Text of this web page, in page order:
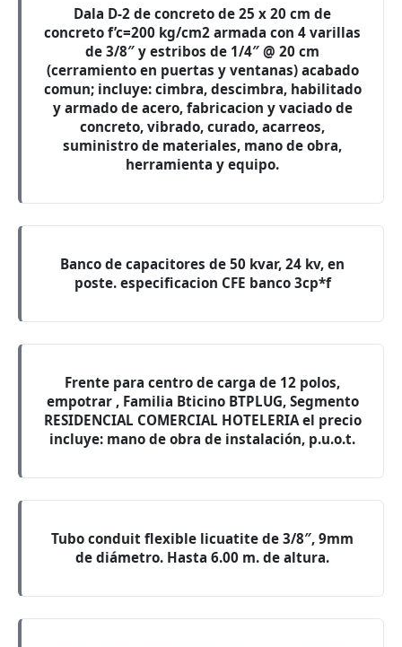
Dala D-2 de concreto de 25 x 20 cm de
concreto f’c=200 kg/cm2 armada con 4 varillas
de 3/8″ y estribos de 1/4″ @ 20 cm
(cerramiento en puertas y ventanas) acabado
comun; incluye: cimbra, descimbra, habilitado
y armado de acero, fabricacion y vaciado de
concreto, vibrado, curado, acarreos,
suministro de materiales, mano de obra,
herramienta y equipo.
Banco de capacitores de 50 kvar, 24 kv, en
poste. especificacion CFE banco 3cp*f
Frente para centro de carga de 12 polos,
empotrar , Familia Bticino BTPLUG, Segmento
RESIDENCIAL COMERCIAL HOTELERIA el precio
incluye: mano de obra de instalación, p.u.o.t.
Tubo conduit flexible licuatite de 3/8″, 9mm
de diámetro. Hasta 6.00 m. de altura.